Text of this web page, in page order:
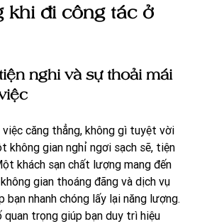
khi đi công tác ở
nghi và sự thoải mái
căng thẳng, không gì tuyệt vời
không gian nghỉ ngơi sạch sẽ, tiện
khách sạn chất lượng mang đến
gian thoáng đãng và dịch vụ
bạn nhanh chóng lấy lại năng lượng.
quan trọng giúp bạn duy trì hiệu